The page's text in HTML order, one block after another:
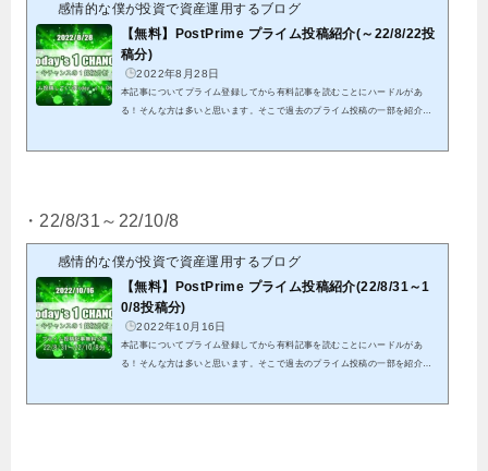
感情的な僕が投資で資産運用するブログ
【無料】PostPrime プライム投稿紹介(～22/8/22投
稿分)
2022年8月28日
本記事についてプライム登録してから有料記事を読むことにハードルがあ
る！そんな方は多いと思います。そこで過去のプライム投稿の一部を紹介致
頂くことで閲覧可能です私...
・22/8/31～22/10/8
感情的な僕が投資で資産運用するブログ
【無料】PostPrime プライム投稿紹介(22/8/31～1
0/8投稿分)
2022年10月16日
本記事についてプライム登録してから有料記事を読むことにハードルがあ
る！そんな方は多いと思います。そこで過去のプライム投稿の一部を紹介致